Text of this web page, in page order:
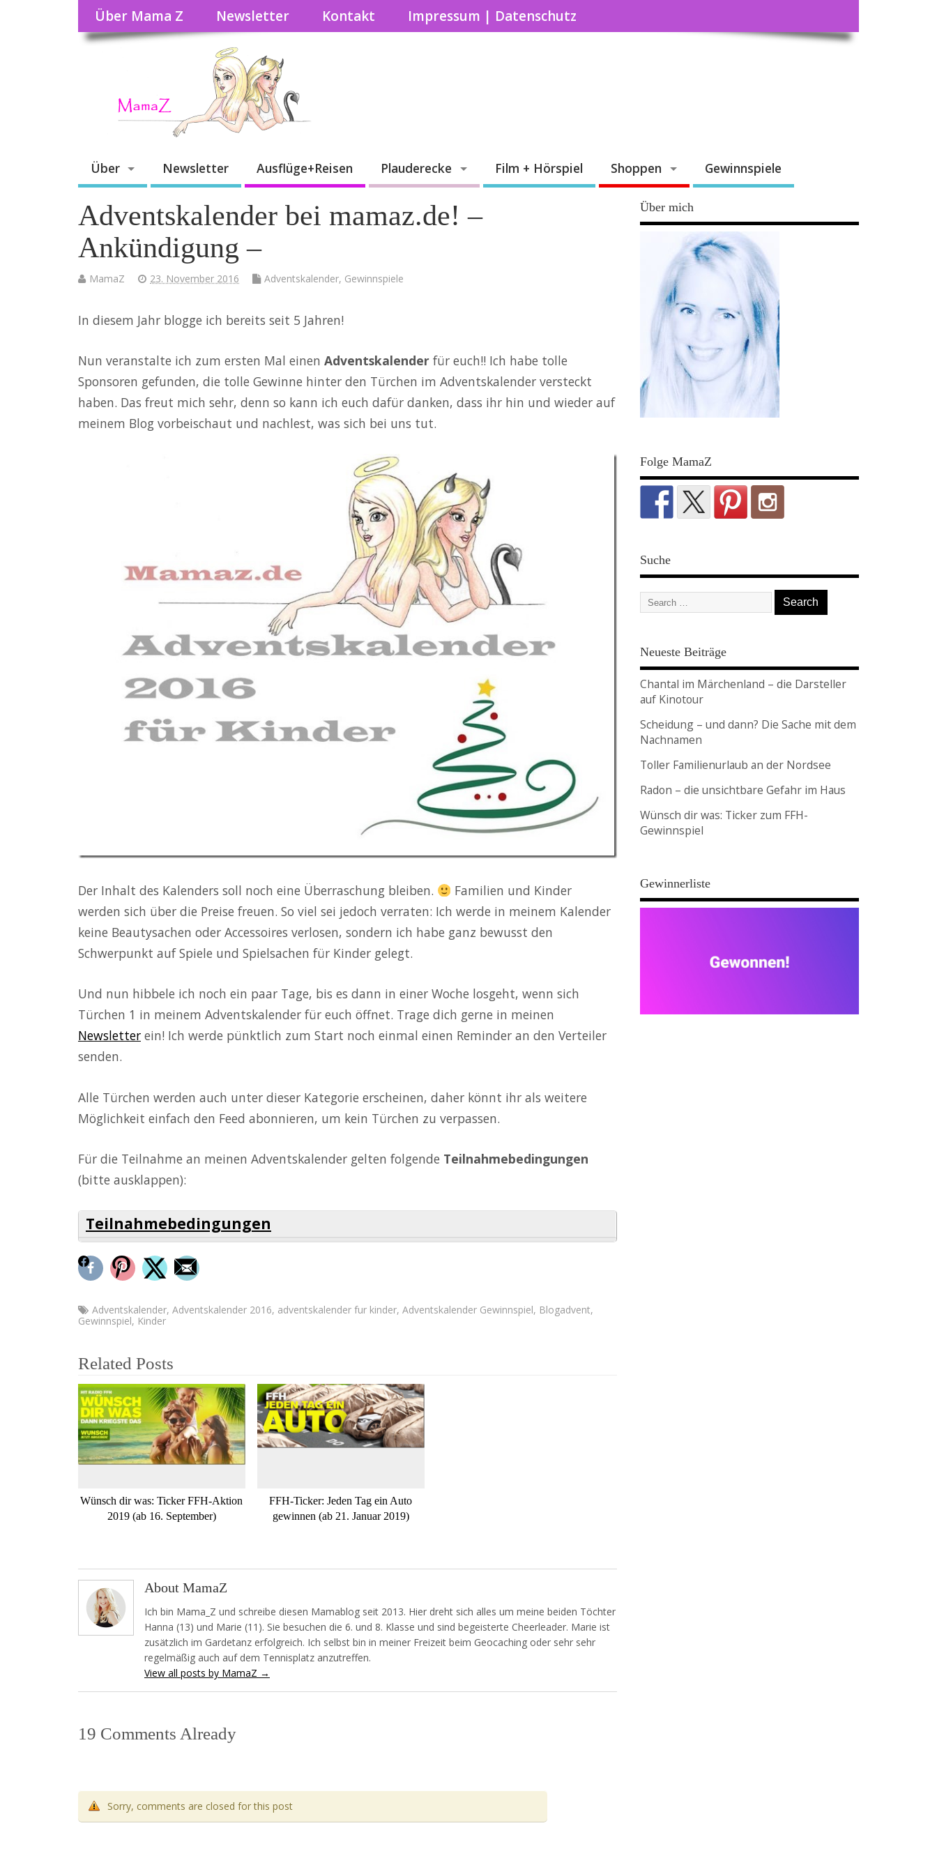
Über Mama Z Newsletter Kontakt Impressum | Datenschutz
Über Newsletter Ausflüge+Reisen Plauderecke Film + Hörspiel Shoppen Gewinnspiele
Adventskalender bei mamaz.de! –
Ankündigung –
MamaZ 23. November 2016 Adventskalender, Gewinnspiele
In diesem Jahr blogge ich bereits seit 5 Jahren!
Nun veranstalte ich zum ersten Mal einen Adventskalender für euch!! Ich habe tolle
Sponsoren gefunden, die tolle Gewinne hinter den Türchen im Adventskalender versteckt
haben. Das freut mich sehr, denn so kann ich euch dafür danken, dass ihr hin und wieder auf
meinem Blog vorbeischaut und nachlest, was sich bei uns tut.
Der Inhalt des Kalenders soll noch eine Überraschung bleiben.
Familien und Kinder
werden sich über die Preise freuen. So viel sei jedoch verraten: Ich werde in meinem Kalender
keine Beautysachen oder Accessoires verlosen, sondern ich habe ganz bewusst den
Schwerpunkt auf Spiele und Spielsachen für Kinder gelegt.
Und nun hibbele ich noch ein paar Tage, bis es dann in einer Woche losgeht, wenn sich
Türchen 1 in meinem Adventskalender für euch öffnet. Trage dich gerne in meinen
Newsletter ein! Ich werde pünktlich zum Start noch einmal einen Reminder an den Verteiler
senden.
Alle Türchen werden auch unter dieser Kategorie erscheinen, daher könnt ihr als weitere
Möglichkeit einfach den Feed abonnieren, um kein Türchen zu verpassen.
Für die Teilnahme an meinen Adventskalender gelten folgende Teilnahmebedingungen
(bitte ausklappen):
Teilnahmebedingungen
FACEBOOKPINTERESTTWITTER
Adventskalender, Adventskalender 2016, adventskalender fur kinder, Adventskalender Gewinnspiel, Blogadvent,
Gewinnspiel, Kinder
Related Posts
Wünsch dir was: Ticker FFH-Aktion
2019 (ab 16. September)
FFH-Ticker: Jeden Tag ein Auto
gewinnen (ab 21. Januar 2019)
About MamaZ
Ich bin Mama_Z und schreibe diesen Mamablog seit 2013. Hier dreht sich alles um meine beiden Töchter
Hanna (13) und Marie (11). Sie besuchen die 6. und 8. Klasse und sind begeisterte Cheerleader. Marie ist
zusätzlich im Gardetanz erfolgreich. Ich selbst bin in meiner Freizeit beim Geocaching oder sehr sehr
regelmäßig auch auf dem Tennisplatz anzutreffen.
View all posts by MamaZ →
19 Comments Already
Sorry, comments are closed for this post
Über mich
Folge MamaZ
Suche
Neueste Beiträge
Chantal im Märchenland – die Darsteller
auf Kinotour
Scheidung – und dann? Die Sache mit dem
Nachnamen
Toller Familienurlaub an der Nordsee
Radon – die unsichtbare Gefahr im Haus
Wünsch dir was: Ticker zum FFH-
Gewinnspiel
Gewinnerliste